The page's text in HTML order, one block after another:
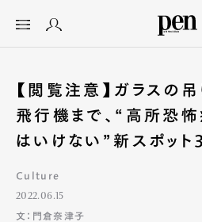
【閲覧注意】ガラスの
飛行機まで、“高所恐
はいけない”新スポット3
Culture
2022.06.15
文：門倉奈津子